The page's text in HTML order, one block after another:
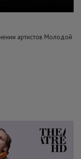
артистов Молодой